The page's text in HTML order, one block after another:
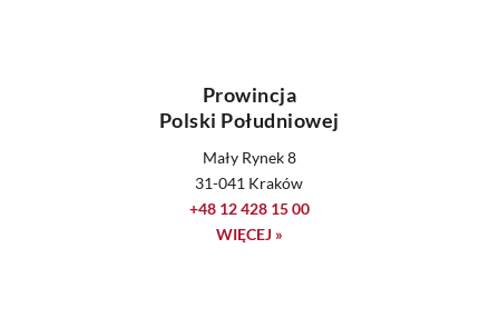
Prowincja
Polski Południowej
Mały Rynek 8
31-041 Kraków
+48 12 428 15 00
WIĘCEJ »